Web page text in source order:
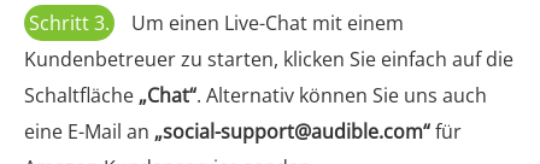
Schritt 3.
Um einen Live-Chat mit einem
Kundenbetreuer zu starten, klicken Sie einfach auf die
Schaltfläche „Chat“. Alternativ können Sie uns auch
eine E-Mail an „social-support@audible.com“für